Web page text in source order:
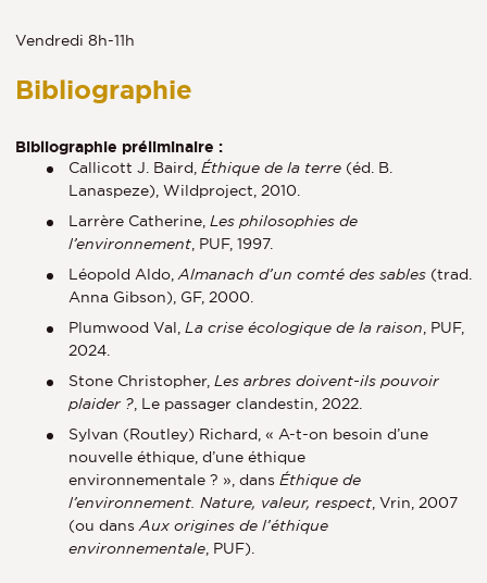
Vendredi 8h-11h
Bibliographie
Bibliographie préliminaire :
Callicott J. Baird, Éthique de la terre (éd. B.
Lanaspeze), Wildproject, 2010.
Larrère Catherine, Les philosophies de
l’environnement , PUF, 1997.
Léopold Aldo, Almanach d’un comté des sables (trad.
Anna Gibson), GF, 2000.
Plumwood Val, La crise écologique de la raison , PUF,
2024.
Stone Christopher, Les arbres doivent-ils pouvoir
plaider ? , Le passager clandestin, 2022.
Sylvan (Routley) Richard, « A-t-on besoin d’une
nouvelle éthique, d’une éthique
environnementale ? », dans Éthique de
l’environnement. Nature, valeur, respect , Vrin, 2007
(ou dans Aux origines de l’éthique
environnementale , PUF).